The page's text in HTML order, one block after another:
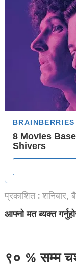
प्रकाशित :
आफ्नो मत ब्यक्त
९० % सम्म